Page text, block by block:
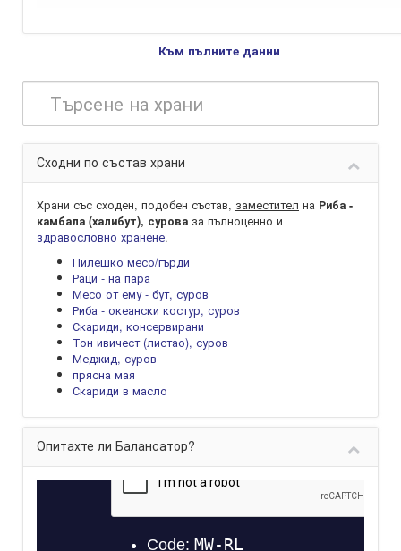
Към пълните данни
Сходни по състав храни
Храни със сходен, подобен състав, заместител на Риба -
камбала (халибут), сурова за пълноценно и
здравословно хранене.
Пилешко месо/гърди
Раци - на пара
Месо от ему - бут, суров
Риба - океански костур, суров
Скариди, консервирани
Тон ивичест (листао), суров
Меджид, суров
прясна мая
Скариди в масло
Опитахте ли Балансатор?